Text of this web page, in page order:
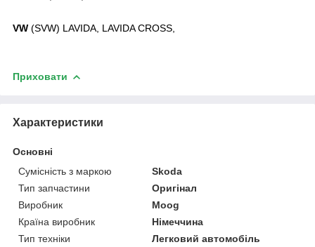
VW (SVW) LAVIDA, LAVIDA CROSS,
Приховати
Характеристики
Основні
Сумісність з маркою
Skoda
Тип запчастини
Оригінал
Виробник
Moog
Країна виробник
Німеччина
Тип техніки
Легковий автомобіль